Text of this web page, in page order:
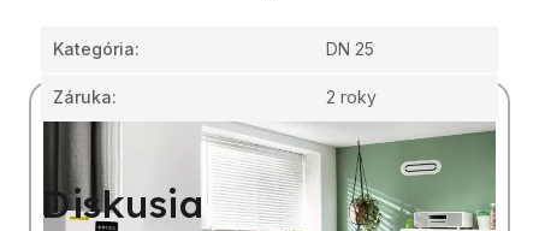
Kategória: DN 25
Záruka: 2 roky
Diskusia